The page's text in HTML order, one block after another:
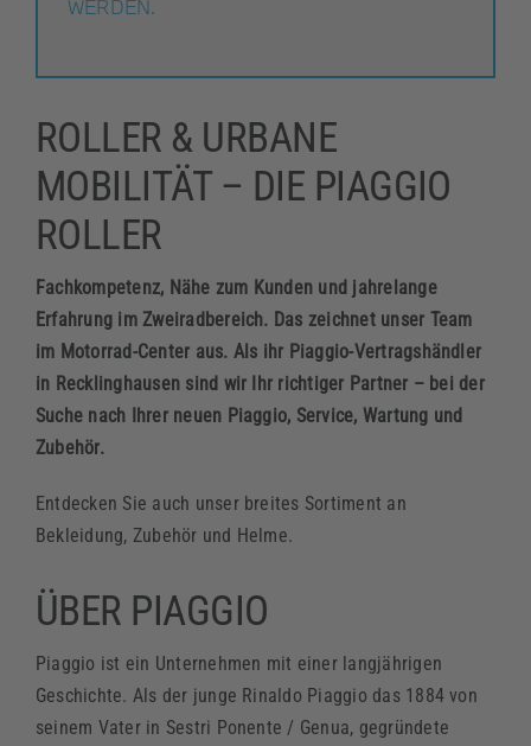
WERDEN.
ROLLER & URBANE
MOBILITÄT – DIE PIAGGIO
ROLLER
Fachkompetenz, Nähe zum Kunden und jahrelange
Erfahrung im Zweiradbereich. Das zeichnet unser Team
im Motorrad-Center aus. Als ihr Piaggio-Vertragshändler
in Recklinghausen sind wir Ihr richtiger Partner – bei der
Suche nach Ihrer neuen Piaggio, Service, Wartung und
Zubehör.
Entdecken Sie auch unser breites Sortiment an
Bekleidung, Zubehör und Helme.
ÜBER PIAGGIO
Piaggio ist ein Unternehmen mit einer langjährigen
Geschichte. Als der junge Rinaldo Piaggio das 1884 von
seinem Vater in Sestri Ponente / Genua, gegründete